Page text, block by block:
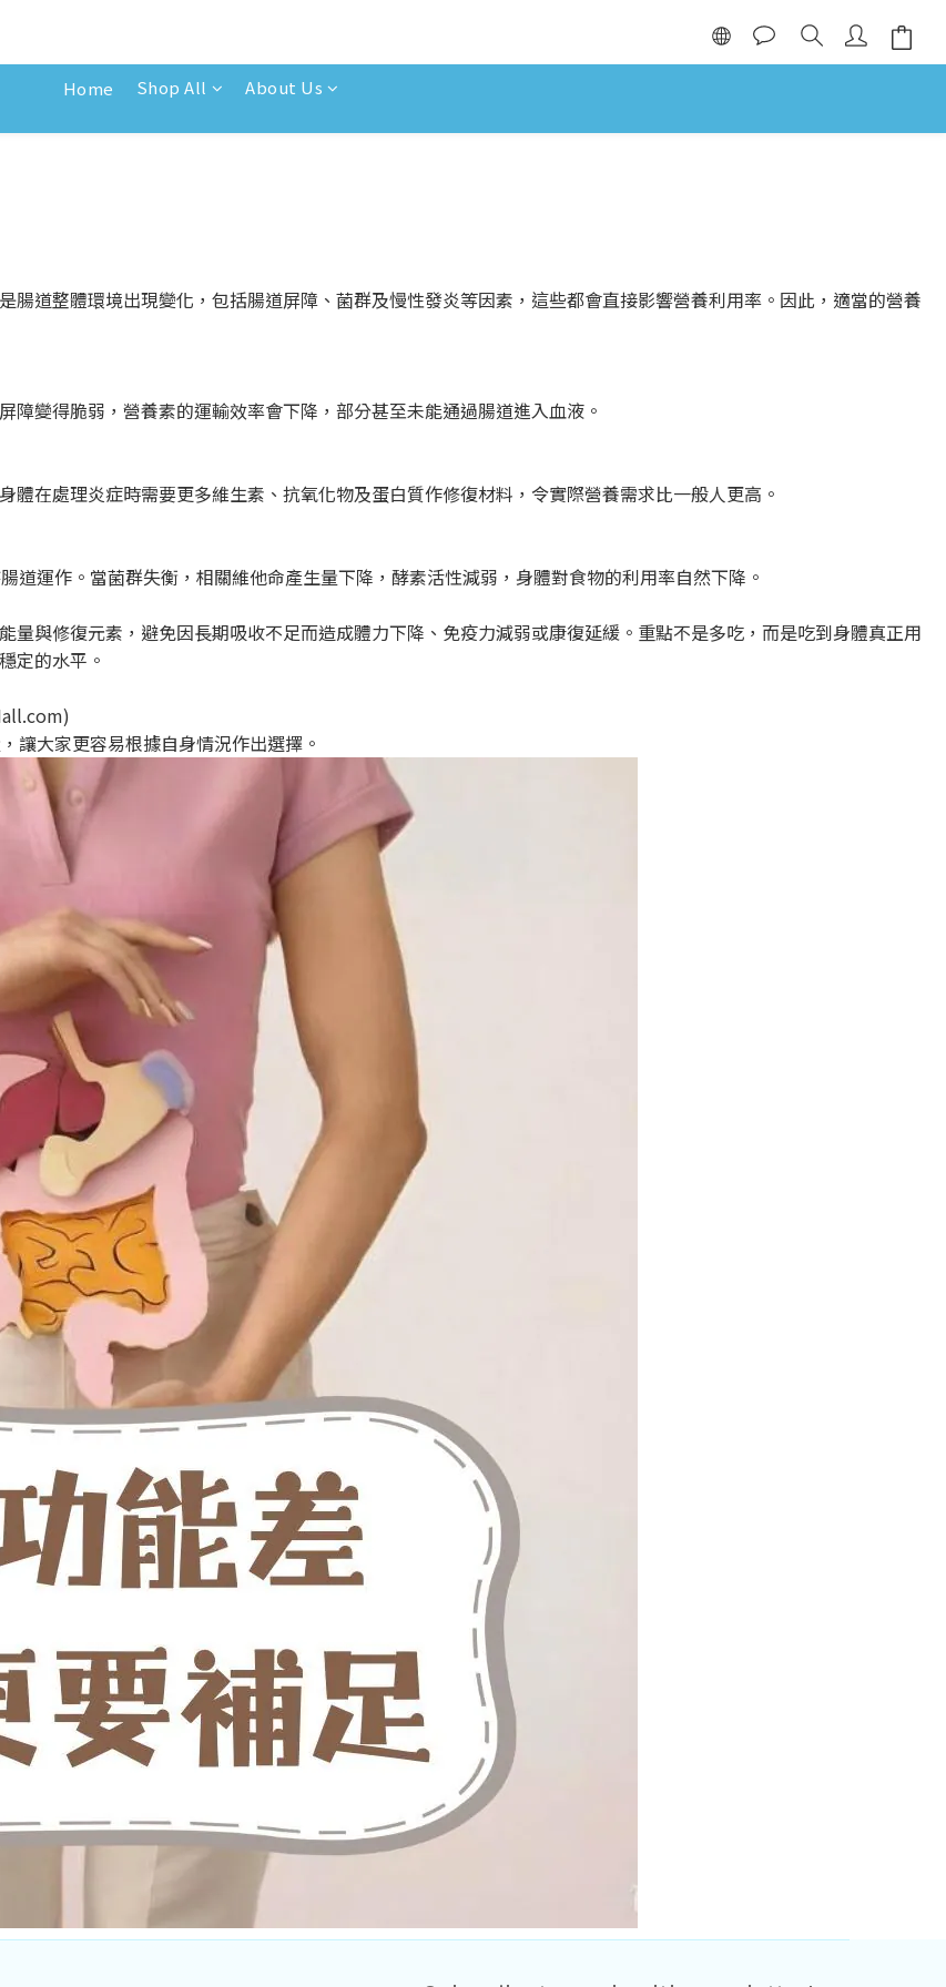
Home Shop All About Us
道整體環境出現變化，包括腸道屏障、菌群及慢性發炎等因素，這些都會直接影響營養利用率。因此，適當的營養
變得脆弱，營養素的運輸效率會下降，部分甚至未能通過腸道進入血液。
在處理炎症時需要更多維生素、抗氧化物及蛋白質作修復材料，令實際營養需求比一般人更高。
運作。當菌群失衡，相關維他命產生量下降，酵素活性減弱，身體對食物的利用率自然下降。
與修復元素，避免因長期吸收不足而造成體力下降、免疫力減弱或康復延緩。重點不是多吃，而是吃到身體真正用
定的水平。
讓大家更容易根據自身情況作出選擇。